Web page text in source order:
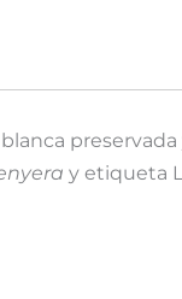
y etiqueta